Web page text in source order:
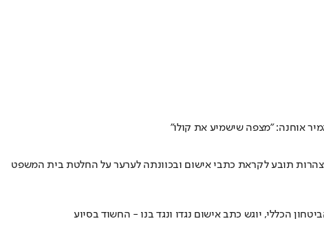
אוחנה: "מצפה שישמיע את קולו"
תובע לקראת כתבי אישום ובכוונתה לערער על החלטת בית המשפט
הכללי, יוגש כתב אישום נגדו ונגד בנו - החשוד בסיוע